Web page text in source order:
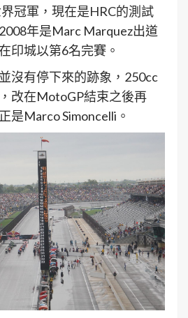
冠軍，現在是HRC的測試
年是Marc Marquez出道
印城以第6名完賽。
沒有停下來的跡象，250cc
改在MotoGP結束之後再
是Marco Simoncelli。